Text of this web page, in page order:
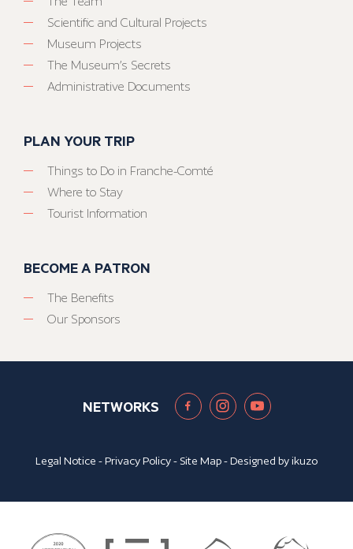
Scientific and Cultural Projects
Museum Projects
The Museum’s Secrets
Administrative Documents
PLAN YOUR TRIP
Things to Do in Franche-Comté
Where to Stay
Tourist Information
BECOME A PATRON
The Benefits
Our Sponsors
NETWORKS
Legal Notice -Privacy Policy- Site Map- Designed byikuzo